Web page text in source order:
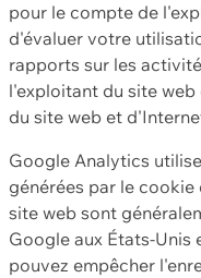
pour le compte de
d'évaluer votre
rapports sur les
l'exploitant du site
du site web et
Google Analytics
générées par le
site web sont
Google aux États-Unis
pouvez empêcher